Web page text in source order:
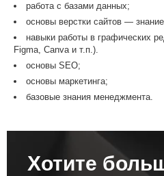
работа с базами данных;
основы верстки сайтов —
навыки работы в графических
Figma, Canva и т.п.).
основы SEO;
основы маркетинга;
базовые знания менеджмента.
Хотите